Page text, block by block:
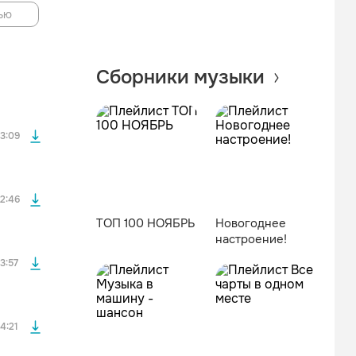
Сборники музыки
ТОП 100 НОЯБРЬ
Новогоднее
настроение!